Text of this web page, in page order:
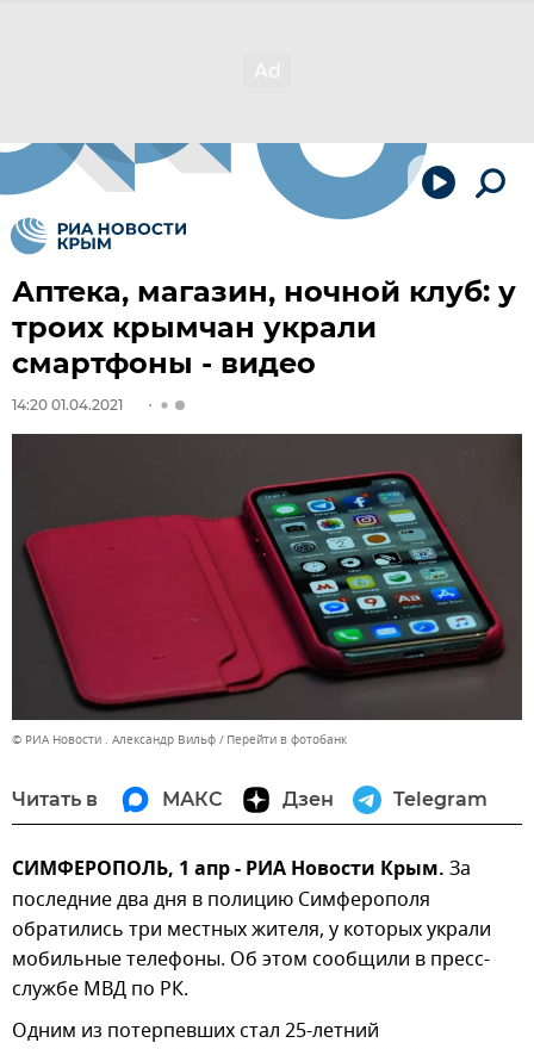
Аптека, магазин, ночной клуб: у
троих крымчан украли
смартфоны - видео
14:20 01.04.2021
© РИА Новости . Александр Вильф Перейти в фотобанк
Читать в МАКС Дзен Telegram
СИМФЕРОПОЛЬ, 1 апр - РИА Новости Крым. За
последние два дня в полицию Симферополя
обратились три местных жителя, у которых украли
мобильные телефоны. Об этом сообщили в пресс-
службе МВД по РК.
Одним из потерпевших стал 25-летний